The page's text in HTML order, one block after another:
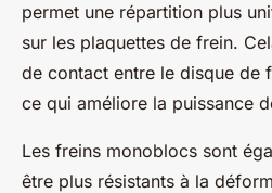
permet une répartition plus
sur les plaquettes de frein.
de contact entre le disque de
ce qui améliore la puissance
Les freins monoblocs sont
être plus résistants à la